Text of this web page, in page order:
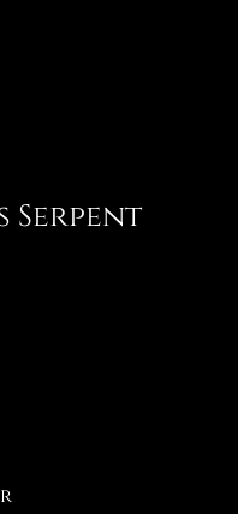
Serpent